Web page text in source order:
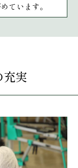
ています。
充実